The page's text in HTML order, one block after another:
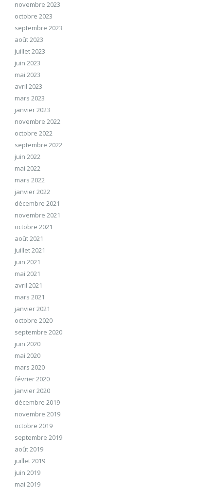
novembre 2023
octobre 2023
septembre 2023
août 2023
juillet 2023
juin 2023
mai 2023
avril 2023
mars 2023
janvier 2023
novembre 2022
octobre 2022
septembre 2022
juin 2022
mai 2022
mars 2022
janvier 2022
décembre 2021
novembre 2021
octobre 2021
août 2021
juillet 2021
juin 2021
mai 2021
avril 2021
mars 2021
janvier 2021
octobre 2020
septembre 2020
juin 2020
mai 2020
mars 2020
février 2020
janvier 2020
décembre 2019
novembre 2019
octobre 2019
septembre 2019
août 2019
juillet 2019
juin 2019
mai 2019